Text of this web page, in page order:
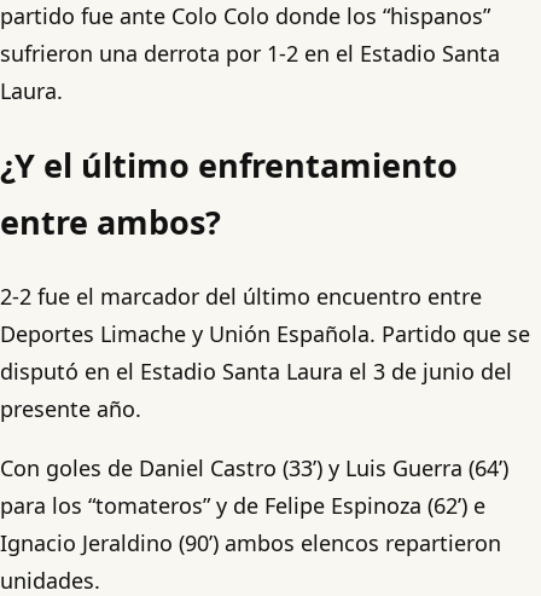
partido fue ante Colo Colo donde los “hispanos”
sufrieron una derrota por 1-2 en el Estadio Santa
Laura.
¿Y el último enfrentamiento
entre ambos?
2-2 fue el marcador del último encuentro entre
Deportes Limache y Unión Española. Partido que se
disputó en el Estadio Santa Laura el 3 de junio del
presente año.
Con goles de Daniel Castro (33’) y Luis Guerra (64’)
para los “tomateros” y de Felipe Espinoza (62’) e
Ignacio Jeraldino (90’) ambos elencos repartieron
unidades.